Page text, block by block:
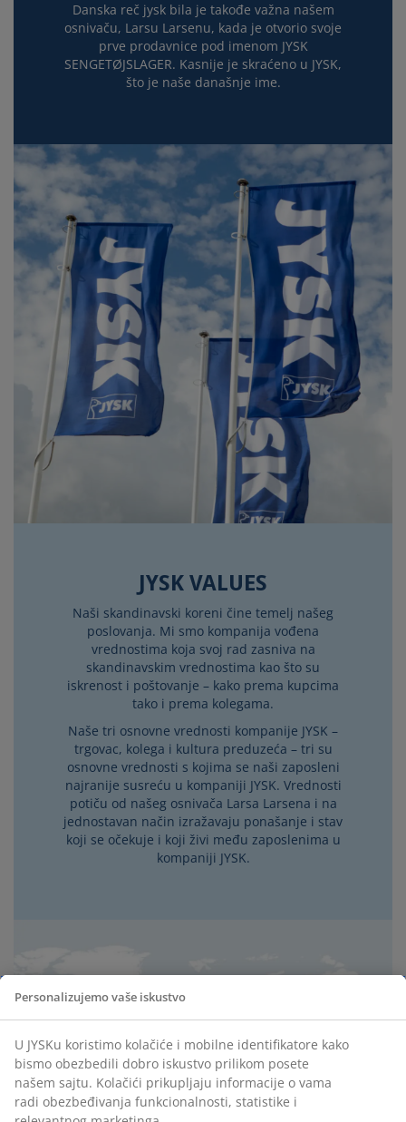
Danska reč jysk bila je takođe važna našem
osnivaču, Larsu Larsenu, kada je otvorio svoje
prve prodavnice pod imenom JYSK
SENGETØJSLAGER. Kasnije je skraćeno u JYSK,
što je naše današnje ime.
JYSK VALUES
Naši skandinavski koreni čine temelj našeg
poslovanja. Mi smo kompanija vođena
vrednostima koja svoj rad zasniva na
skandinavskim vrednostima kao što su
iskrenost i poštovanje – kako prema kupcima
tako i prema kolegama.
Naše tri osnovne vrednosti kompanije JYSK –
trgovac, kolega i kultura preduzeća – tri su
osnovne vrednosti s kojima se naši zaposleni
najranije susreću u kompaniji JYSK. Vrednosti
potiču od našeg osnivača Larsa Larsena i na
jednostavan način izražavaju ponašanje i stav
koji se očekuje i koji živi među zaposlenima u
kompaniji JYSK.
Personalizujemo vaše iskustvo
U JYSKu koristimo kolačiće i mobilne identifikatore kako
bismo obezbedili dobro iskustvo prilikom posete
našem sajtu. Kolačići prikupljaju informacije o vama
radi obezbeđivanja funkcionalnosti, statistike i